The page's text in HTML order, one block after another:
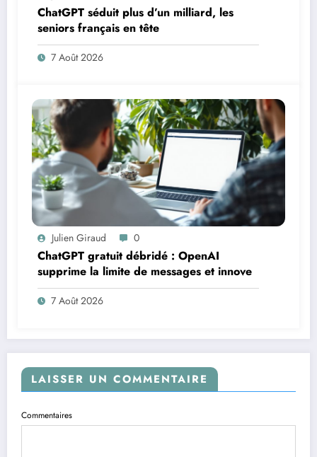
ChatGPT séduit plus d’un milliard, les
seniors français en tête
7 Août 2026
Julien Giraud 0
ChatGPT gratuit débridé : OpenAI
supprime la limite de messages et innove
7 Août 2026
LAISSER UN COMMENTAIRE
Commentaires